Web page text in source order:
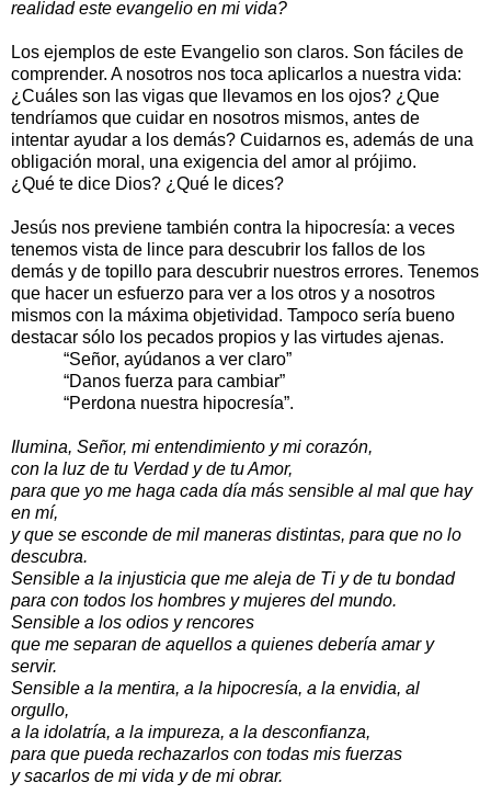
realidad este evangelio en mi vida?
Los ejemplos de este Evangelio son claros. Son fáciles de
comprender. A nosotros nos toca aplicarlos a nuestra vida:
¿Cuáles son las vigas que llevamos en los ojos? ¿Que
tendríamos que cuidar en nosotros mismos, antes de
intentar ayudar a los demás? Cuidarnos es, además de una
obligación moral, una exigencia del amor al prójimo.
¿Qué te dice Dios? ¿Qué le dices?
Jesús nos previene también contra la hipocresía: a veces
tenemos vista de lince para descubrir los fallos de los
demás y de topillo para descubrir nuestros errores. Tenemos
que hacer un esfuerzo para ver a los otros y a nosotros
mismos con la máxima objetividad. Tampoco sería bueno
destacar sólo los pecados propios y las virtudes ajenas.
“Señor, ayúdanos a ver claro”
“Danos fuerza para cambiar”
“Perdona nuestra hipocresía”.
Ilumina, Señor, mi entendimiento y mi corazón,
con la luz de tu Verdad y de tu Amor,
para que yo me haga cada día más sensible al mal que hay
en mí,
y que se esconde de mil maneras distintas, para que no lo
descubra.
Sensible a la injusticia que me aleja de Ti y de tu bondad
para con todos los hombres y mujeres del mundo.
Sensible a los odios y rencores
que me separan de aquellos a quienes debería amar y
servir.
Sensible a la mentira, a la hipocresía, a la envidia, al
orgullo,
a la idolatría, a la impureza, a la desconfianza,
para que pueda rechazarlos con todas mis fuerzas
y sacarlos de mi vida y de mi obrar.